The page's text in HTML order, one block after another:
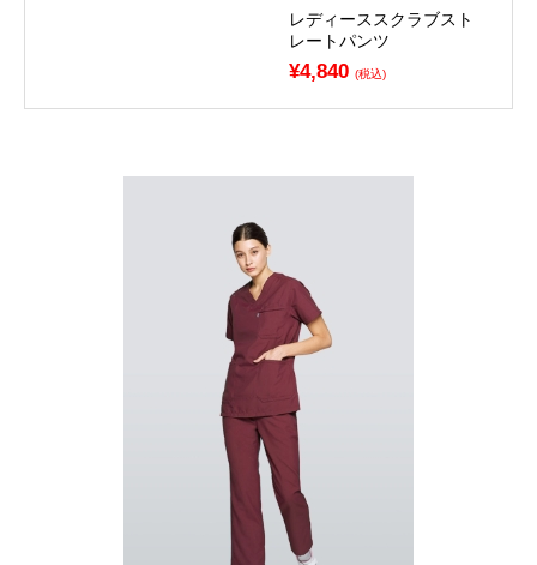
レディーススクラブスト
レートパンツ
¥4,840 (税込)
お買い物を続ける カートへ進む